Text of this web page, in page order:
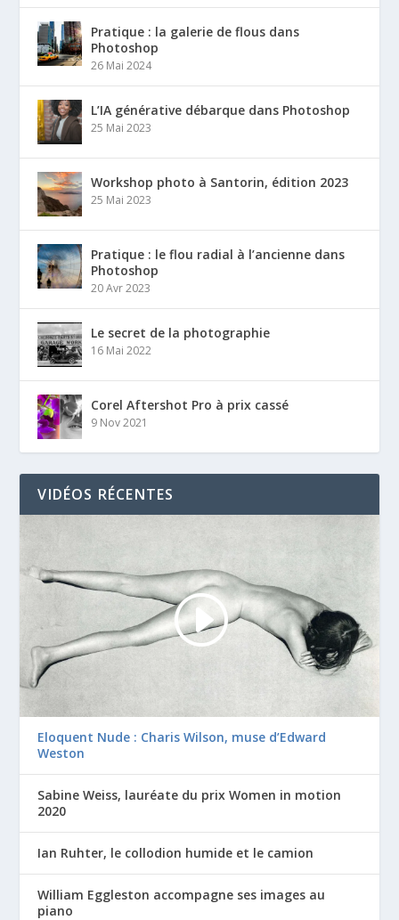
Pratique : la galerie de flous dans
Photoshop
26 Mai 2024
L’IA générative débarque dans Photoshop
25 Mai 2023
Workshop photo à Santorin, édition 2023
25 Mai 2023
Pratique : le flou radial à l’ancienne dans
Photoshop
20 Avr 2023
Le secret de la photographie
16 Mai 2022
Corel Aftershot Pro à prix cassé
9 Nov 2021
VIDÉOS RÉCENTES
Eloquent Nude : Charis Wilson, muse d’Edward
Weston
Sabine Weiss, lauréate du prix Women in motion
2020
Ian Ruhter, le collodion humide et le camion
William Eggleston accompagne ses images au
piano